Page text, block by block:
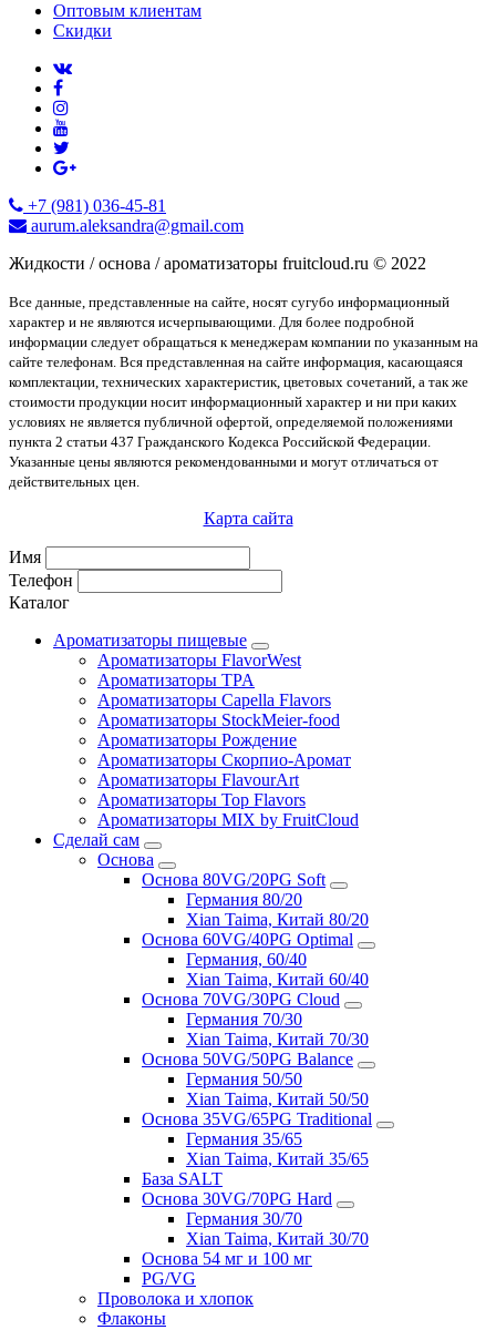
Оптовым клиентам
Скидки
+7 (981) 036-45-81
aurum.aleksandra@gmail.com
Жидкости / основа / ароматизаторы fruitcloud.ru © 2022
Все данные, представленные на сайте, носят сугубо информационный
характер и не являются исчерпывающими. Для более подробной
информации следует обращаться к менеджерам компании по указанным на
сайте телефонам. Вся представленная на сайте информация, касающаяся
комплектации, технических характеристик, цветовых сочетаний, а так же
стоимости продукции носит информационный характер и ни при каких
условиях не является публичной офертой, определяемой положениями
пункта 2 статьи 437 Гражданского Кодекса Российской Федерации.
Указанные цены являются рекомендованными и могут отличаться от
действительных цен.
Карта сайта
Имя
Телефон
Каталог
Ароматизаторы пищевые
Ароматизаторы FlavorWest
Ароматизаторы TPA
Ароматизаторы Capella Flavors
Ароматизаторы StockMeier-food
Ароматизаторы Рождение
Ароматизаторы Скорпио-Аромат
Ароматизаторы FlavourArt
Ароматизаторы Top Flavors
Ароматизаторы MIX by FruitCloud
Сделай сам
Основа
Основа 80VG/20PG Soft
Германия 80/20
Xian Taima, Китай 80/20
Основа 60VG/40PG Optimal
Германия, 60/40
Xian Taima, Китай 60/40
Основа 70VG/30PG Cloud
Германия 70/30
Xian Taima, Китай 70/30
Основа 50VG/50PG Balance
Германия 50/50
Xian Taima, Китай 50/50
Основа 35VG/65PG Traditional
Германия 35/65
Xian Taima, Китай 35/65
База SALT
Основа 30VG/70PG Hard
Германия 30/70
Xian Taima, Китай 30/70
Основа 54 мг и 100 мг
PG/VG
Проволока и хлопок
Флаконы